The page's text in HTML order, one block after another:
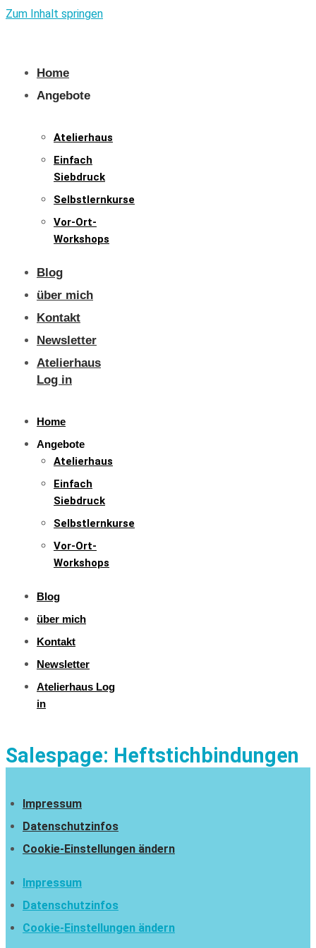
Zum Inhalt springen
Home
Angebote
Atelierhaus
Einfach
Siebdruck
Selbstlernkurse
Vor-Ort-
Workshops
Blog
über mich
Kontakt
Newsletter
Atelierhaus
Log in
Home
Angebote
Atelierhaus
Einfach
Siebdruck
Selbstlernkurse
Vor-Ort-
Workshops
Blog
über mich
Kontakt
Newsletter
Atelierhaus Log
in
Salespage: Heftstichbindungen
Impressum
Datenschutzinfos
Cookie-Einstellungen ändern
Impressum
Datenschutzinfos
Cookie-Einstellungen ändern